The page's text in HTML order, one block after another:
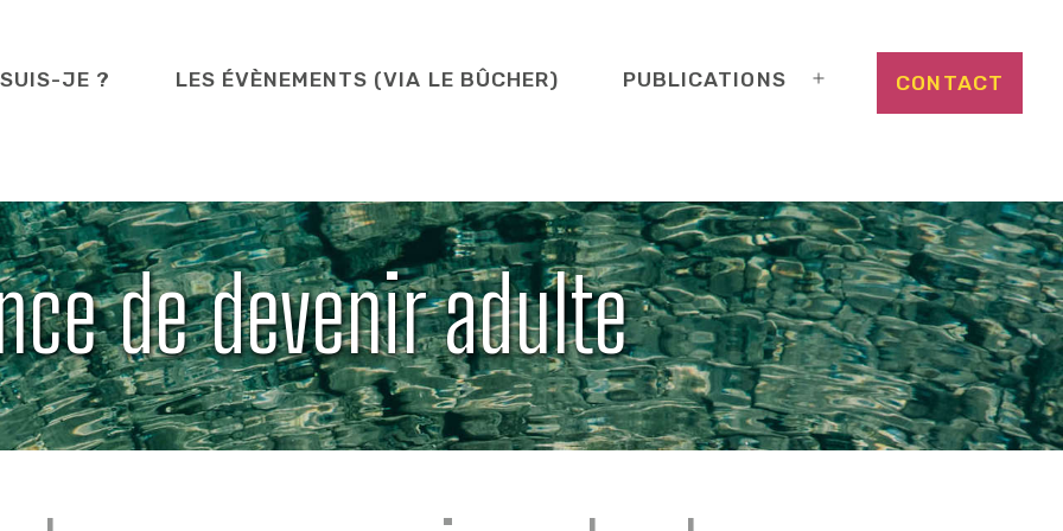
JE ? LES ÉVÈNEMENTS (VIA LE BÛCHER) PUBLICATIONS
Ouvrir
CONTACT
de devenir adulte